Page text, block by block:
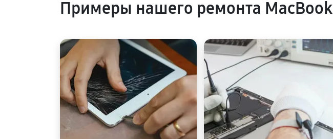
Примеры нашего ремонта MacBook